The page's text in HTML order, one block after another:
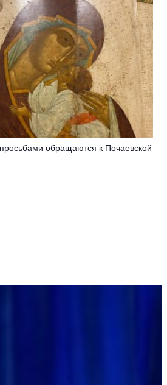
обращаются к Почаевской